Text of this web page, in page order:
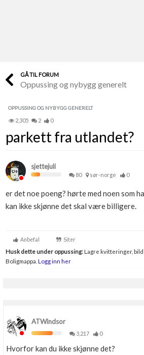
Finn håndverkere
Papirer som mangler
Skaff dokumentasjon som mangler
Kundeservice
Få svar på det du lurer på
Kom i gang med Boligmappa
Se din bolig? Klikk her
Boligmappa+
Få mer ut av Boligmappa
GÅ TIL FORUM
Oppussing og nybygg generelt
OPPUSSING OG NYBYGG GENERELT
2,305 2 0
parkett fra utlandet?
sjettejuli
80 sør-norge 0
er det noe poeng? hørte med noen som
kan ikke skjønne det skal være billigere.
Anbefal Siter
Husk dette under oppussing:Lagre kvitteringer,
Boligmappa. Logg inn her
ATWindsor
3,217
0
Hvorfor kan du ikke skjønne det?